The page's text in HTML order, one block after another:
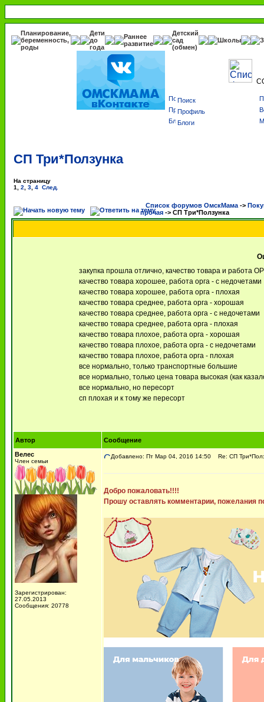
Планирование,
беременность,
роды
Дети
до
года
Раннее
развитие
Детский
сад
(обмен)
Школы
Поиск
Профиль
Блоги
СП Три*Ползунка
На страницу
1
2 3 4 След.
Список форумов ОмскМама ->
прочая -> СП Три*Ползунка
закупка прошла отлично, качество товара и работа
качество товара хорошее, работа орга - с недочетами
качество товара хорошее, работа орга - плохая
качество товара среднее, работа орга - хорошая
качество товара среднее, работа орга - с недочетами
качество товара среднее, работа орга - плохая
качество товара плохое, работа орга - хорошая
качество товара плохое, работа орга - с недочетами
качество товара плохое, работа орга - плохая
все нормально, только транспортные большие
все нормально, только цена товара высокая (как
все нормально, но пересорт
сп плохая и к тому же пересорт
Автор
Сообщение
Велес
Член семьи
Зарегистрирован:
27.05.2013
Сообщения: 20778
Добавлено: Пт Мар 04, 2016 14:50 Re: СП
Добро пожаловать!!!!
Прошу оставлять комментарии, пожелания